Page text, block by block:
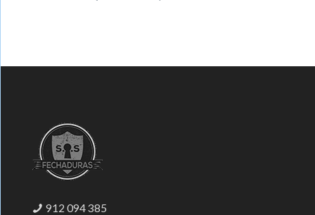
912 094 385